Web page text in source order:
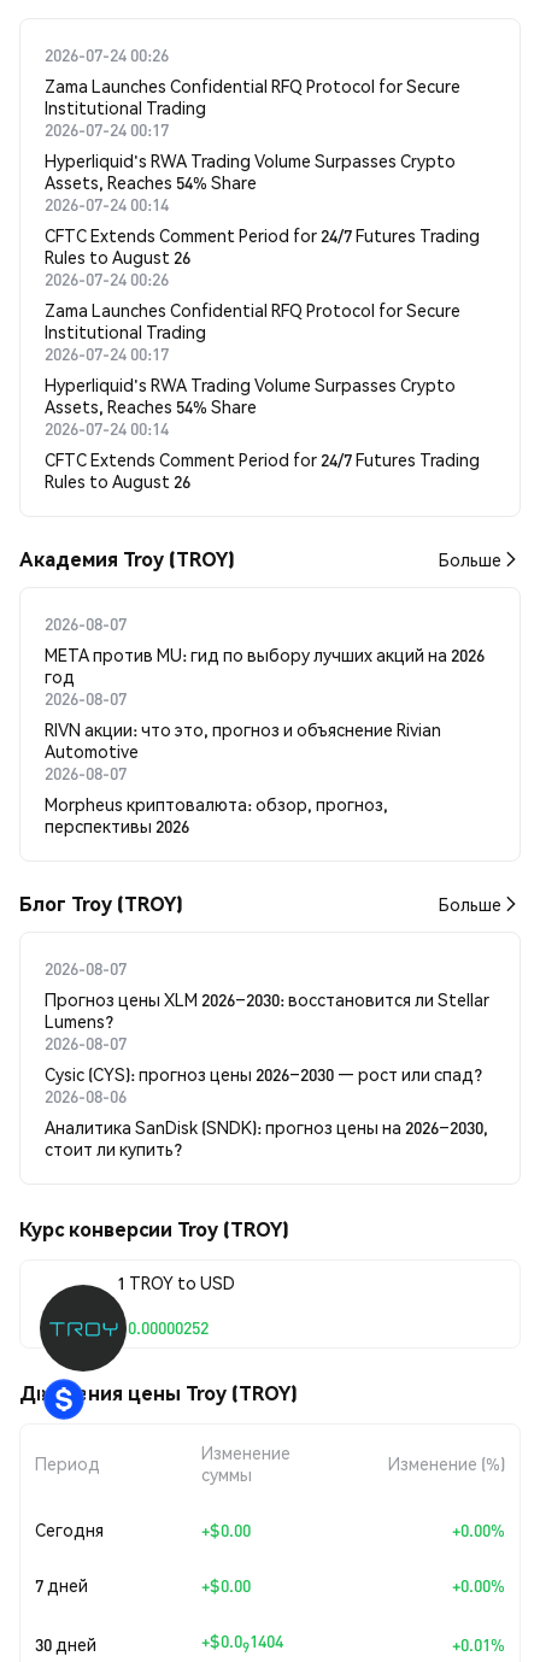
2026-07-24 00:26
Zama Launches Confidential RFQ Protocol for Secure
Institutional Trading
2026-07-24 00:17
Hyperliquid's RWA Trading Volume Surpasses Crypto
Assets, Reaches 54% Share
2026-07-24 00:14
CFTC Extends Comment Period for 24/7 Futures Trading
Rules to August 26
2026-07-24 00:26
Zama Launches Confidential RFQ Protocol for Secure
Institutional Trading
2026-07-24 00:17
Hyperliquid's RWA Trading Volume Surpasses Crypto
Assets, Reaches 54% Share
2026-07-24 00:14
CFTC Extends Comment Period for 24/7 Futures Trading
Rules to August 26
Академия Troy (TROY) Больше
2026-08-07
META против MU: гид по выбору лучших акций на 2026
год
2026-08-07
RIVN акции: что это, прогноз и объяснение Rivian
Automotive
2026-08-07
Morpheus криптовалюта: обзор, прогноз,
перспективы 2026
Блог Troy (TROY) Больше
2026-08-07
Прогноз цены XLM 2026–2030: восстановится ли Stellar
Lumens?
2026-08-07
Cysic (CYS): прогноз цены 2026–2030 — рост или спад?
2026-08-06
Аналитика SanDisk (SNDK): прогноз цены на 2026–2030,
стоит ли купить?
Курс конверсии Troy (TROY)
1 TROY to USD
$0.00000252
Движения цены Troy (TROY)
Период
Изменение
суммы
Изменение (%)
Сегодня +$0.00 +0.00%
7 дней +$0.00 +0.00%
30 дней +$0.091404 +0.01%